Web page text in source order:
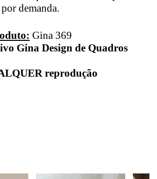
demanda.
Gina 369
Gina Design de Quadros
reprodução